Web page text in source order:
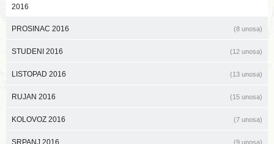
2016
PROSINAC 2016 (8 unosa)
STUDENI 2016 (12 unosa)
LISTOPAD 2016 (13 unosa)
RUJAN 2016 (15 unosa)
KOLOVOZ 2016 (7 unosa)
SRPANJ 2016 (9 unosa)